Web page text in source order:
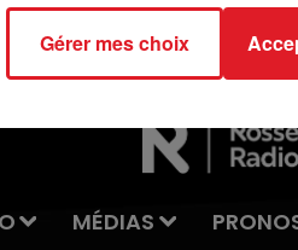
LE JUKEBOX RDL
MÉDIAS
Gérer mes choix